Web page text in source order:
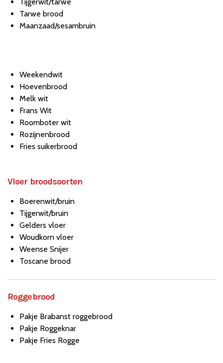
Tarwe brood
Maanzaad/sesambruin
Weekendwit
Hoevenbrood
Melk wit
Frans Wit
Roomboter wit
Rozijnenbrood
Fries suikerbrood
Vloer broodsoorten
Boerenwit/bruin
Tijgerwit/bruin
Gelders vloer
Woudkorn vloer
Weense Snijer
Toscane brood
Roggebrood
Pakje Brabanst roggebrood
Pakje Roggeknar
Pakje Fries Rogge